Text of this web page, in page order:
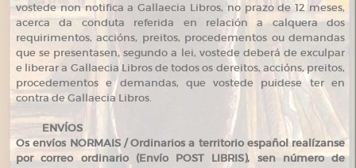
vostede non notifica a Gallaecia Libros, no prazo de 12 meses,
acerca da conduta referida en relación a calquera dos
requirimentos, accións, preitos, procedementos ou demandas
que se presentasen, segundo a lei, vostede deberá de exculpar
e liberar a Gallaecia Libros de todos os dereitos, accións, preitos,
procedementos e demandas, que vostede puidese ter en
contra de Gallaecia Libros.
ENVÍOS
Os envíos NORMAIS / Ordinarios a territorio español realízanse
por correo ordinario (Envío POST LIBRIS), sen número de